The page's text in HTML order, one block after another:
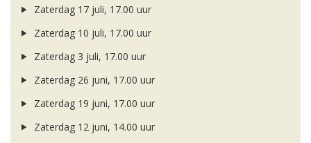
Zaterdag 17 juli, 17.00 uur
Zaterdag 10 juli, 17.00 uur
Zaterdag 3 juli, 17.00 uur
Zaterdag 26 juni, 17.00 uur
Zaterdag 19 juni, 17.00 uur
Zaterdag 12 juni, 14.00 uur